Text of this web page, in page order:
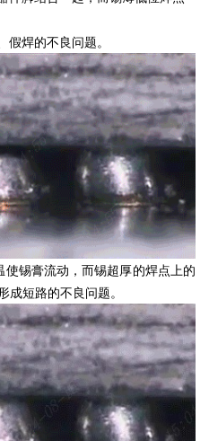
焊的不良问题。
锡膏流动，而锡超厚的焊点上的
短路的不良问题。